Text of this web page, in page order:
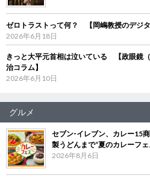
ゼロトラストって何？ 【岡嶋教授のデジタ
2026年6月18日
きっと大平元首相は泣いている 【政眼鏡
治コラム】
2026年6月10日
グルメ
セブン‐イレブン、カレー15
製うどんまで“夏のカレーフ
2026年8月6日